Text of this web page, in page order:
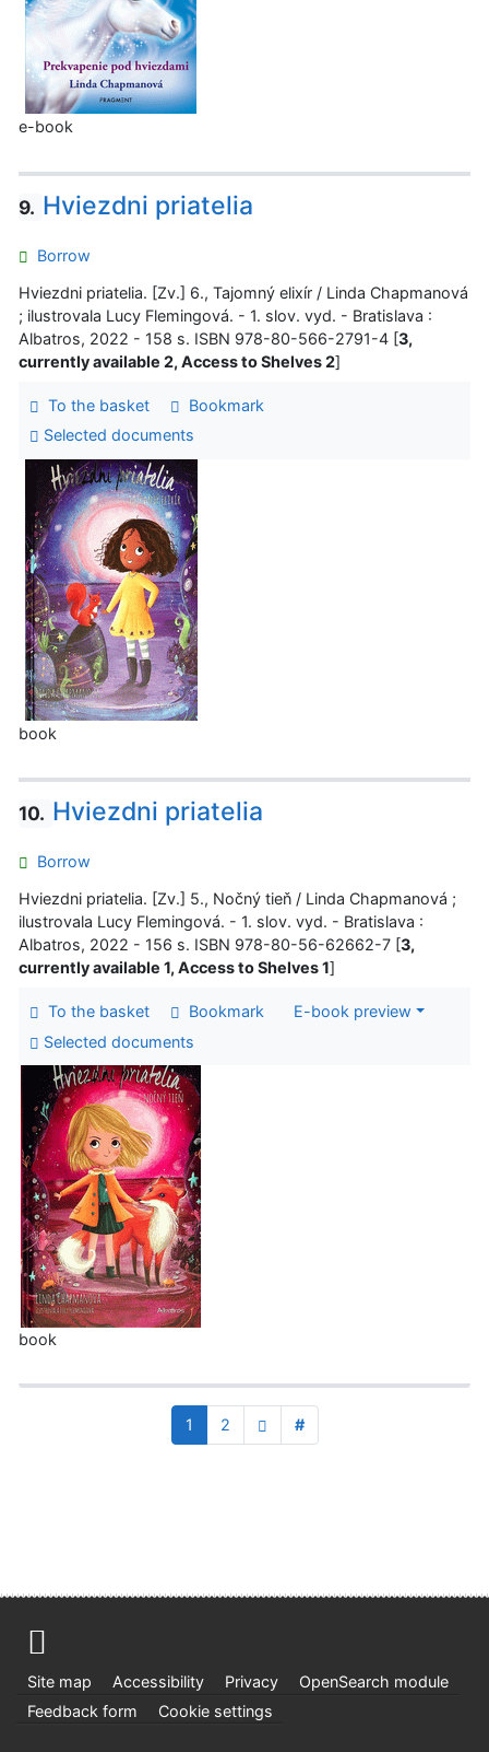
e-book
9. Hviezdni priatelia
Borrow
Hviezdni priatelia. [Zv.] 6., Tajomný elixír / Linda Chapmanová
; ilustrovala Lucy Flemingová. - 1. slov. vyd. - Bratislava :
Albatros, 2022 - 158 s. ISBN 978-80-566-2791-4 [3,
currently available 2, Access to Shelves 2]
To the basket
Bookmark
Selected documents
book
10. Hviezdni priatelia
Borrow
Hviezdni priatelia. [Zv.] 5., Nočný tieň / Linda Chapmanová ;
ilustrovala Lucy Flemingová. - 1. slov. vyd. - Bratislava :
Albatros, 2022 - 156 s. ISBN 978-80-56-62662-7 [3,
currently available 1, Access to Shelves 1]
To the basket Bookmark
E-book preview
Selected documents
book
1 2 #
Site map Accessibility Privacy
OpenSearch module
Feedback form
Cookie settings